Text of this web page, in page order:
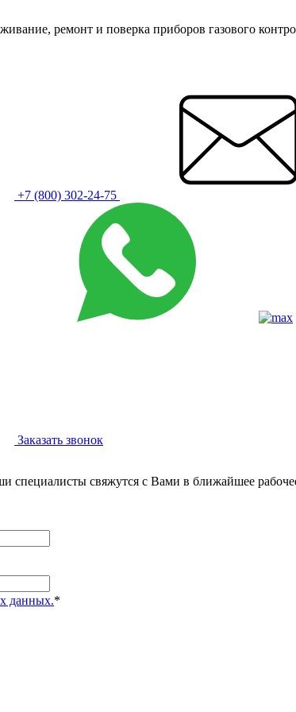
ремонт и поверка приборов газового
+7 (800) 302-24-75
Заказать звонок
специалисты свяжутся с Вами в ближайшее
данных.*